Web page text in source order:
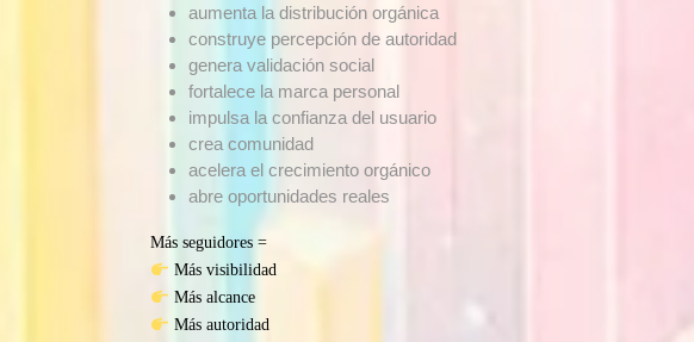
aumenta la distribución orgánica
construye percepción de autoridad
genera validación social
fortalece la marca personal
impulsa la confianza del usuario
crea comunidad
acelera el crecimiento orgánico
abre oportunidades reales
Más seguidores =
Más visibilidad
Más alcance
Más autoridad